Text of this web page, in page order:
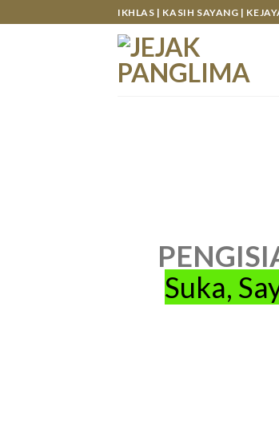
to
IKHLAS | KASIH SAYANG |
Suka,